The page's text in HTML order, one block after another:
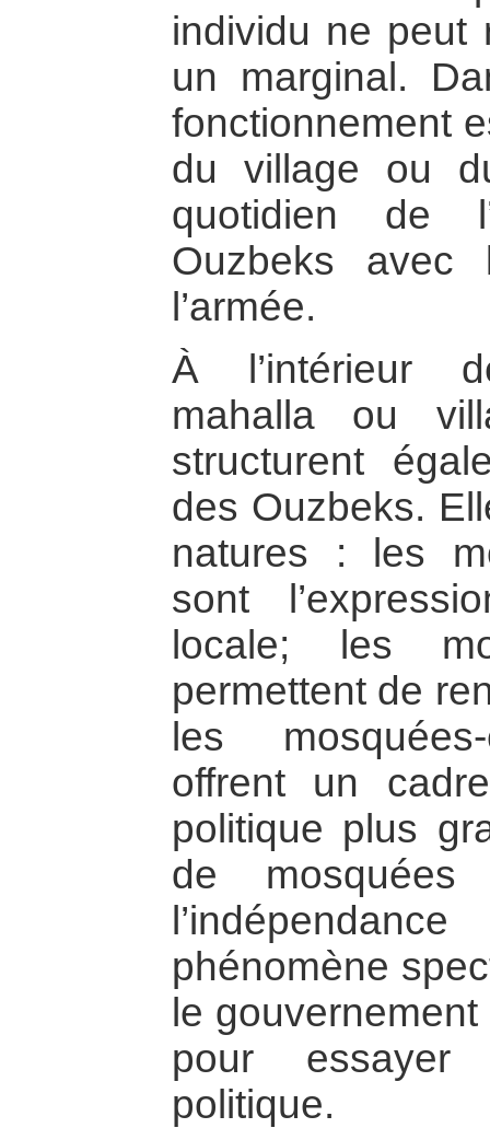
individu ne peut
un marginal.
fonctionnement
du village ou
quotidien de
Ouzbeks avec
l’armée.
À l’intérieur
mahalla ou
structurent
des Ouzbeks.
natures : les
sont
locale; les
permettent de
les
offrent un
politique plus
de
phénomène
le
pour essayer
politique.